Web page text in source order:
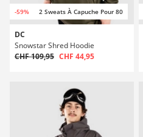
-59% 2 Sweats À Capuche Pour 80
DC
Snowstar Shred Hoodie
CHF 109,95 CHF 44,95